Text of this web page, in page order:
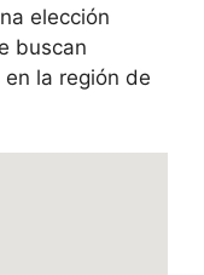
elección
buscan
la región de